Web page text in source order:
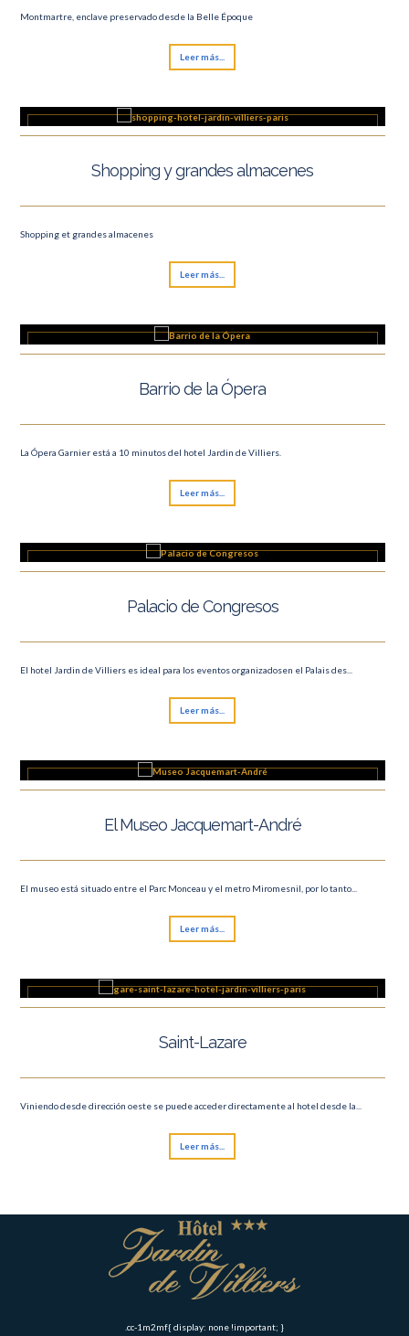
Montmartre, enclave preservado desde la Belle Époque
Leer más...
Shopping y grandes almacenes
Shopping et grandes almacenes
Leer más...
Barrio de la Ópera
La Ópera Garnier está a 10 minutos del hotel Jardin de Villiers.
Leer más...
Palacio de Congresos
El hotel Jardin de Villiers es ideal para los eventos organizadosen el Palais des...
Leer más...
El Museo Jacquemart-André
El museo está situado entre el Parc Monceau y el metro Miromesnil, por lo tanto...
Leer más...
Saint-Lazare
Viniendo desde dirección oeste se puede acceder directamente al hotel desde la...
Leer más...
.cc-1m2mf{ display: none !important; }